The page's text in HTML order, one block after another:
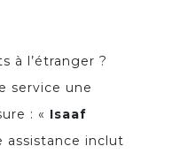
à l’étranger ?
service une
: « Isaaf
assistance inclut